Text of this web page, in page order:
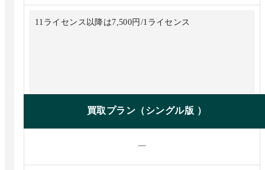
11ライセンス以降は7,500円/1ライセンス
買取プラン（シングル版 ）
ー